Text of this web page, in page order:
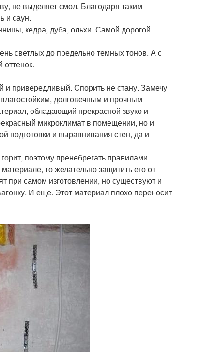
не выделяет смол. Благодаря таким
и саун.
кедра, дуба, ольхи. Самой дорогой
светлых до предельно темных тонов. А с
и привередливый. Спорить не стану. Замечу
долговечным и прочным
обладающий прекрасной звуко и
микроклимат в помещении, но и
подготовки и выравнивания стен, да и
поэтому пренебрегать правилами
то желательно защитить его от
при самом изготовлении, но существуют и
И еще. Этот материал плохо переносит